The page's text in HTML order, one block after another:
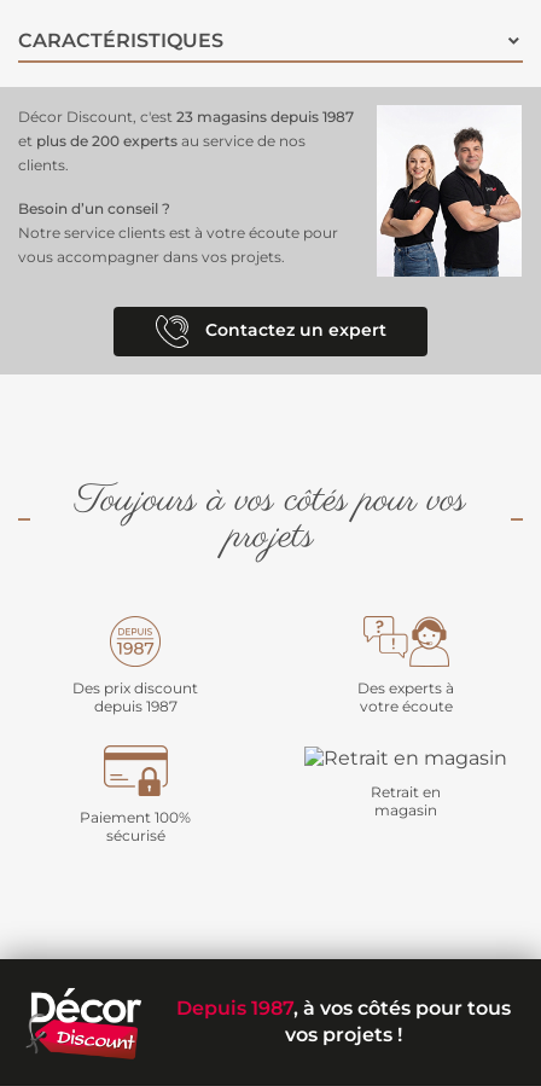
denses et compacts, il limite l'écrasement et conserve son aspect
naturel même sous une utilisation fréquente. Sa résilience permet un
également en 4 mètres de large, il est garanti 7 ans contre les UV,
assurant une longévité et une qualité de couleur exceptionnelles. Ce
gazon
est un choix fiable pour ceux qui recherchent une solution
CARACTÉRISTIQUES
Décor Discount, c'est 23 magasins depuis 1987
et plus de 200 experts au service de nos
clients.
Besoin d’un conseil ?
Notre service clients est à votre écoute pour
vous accompagner dans vos projets.
Contactez un expert
Toujours à vos côtés pour vos
projets
Des prix discount
depuis 1987
Des experts à
votre écoute
Paiement 100%
sécurisé
Retrait en
magasin
Depuis 1987, à vos côtés pour tous
vos projets !